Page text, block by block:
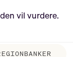
vil vurdere.